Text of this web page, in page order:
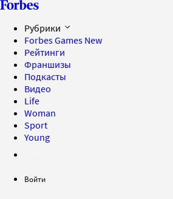
Рубрики
Forbes Games New
Рейтинги
Франшизы
Подкасты
Видео
Life
Woman
Sport
Young
Войти